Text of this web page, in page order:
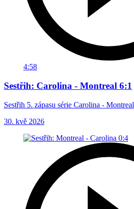
4:58
Sestřih: Carolina - Montreal 6:1
Sestřih 5. zápasu série Carolina - Montreal
30. kvě 2026